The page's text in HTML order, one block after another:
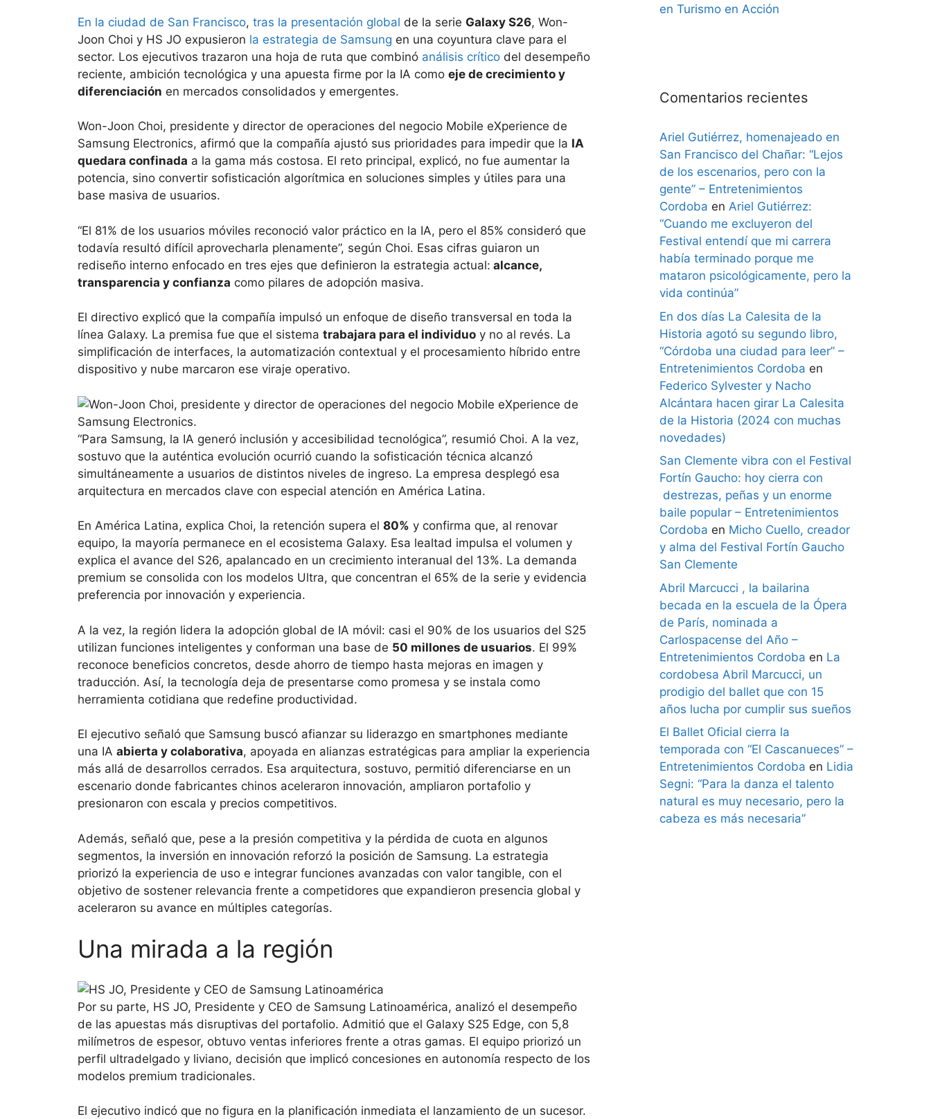
En la ciudad de San Francisco, tras la presentación global de la serie Galaxy S26, Won-
Joon Choi y HS JO expusieron la estrategia de Samsung en una coyuntura clave para el
sector. Los ejecutivos trazaron una hoja de ruta que combinó análisis crítico del desempeño
reciente, ambición tecnológica y una apuesta firme por la IA como eje de crecimiento y
diferenciación en mercados consolidados y emergentes.
Won-Joon Choi, presidente y director de operaciones del negocio Mobile eXperience de
Samsung Electronics, afirmó que la compañía ajustó sus prioridades para impedir que la IA
quedara confinada a la gama más costosa. El reto principal, explicó, no fue aumentar la
potencia, sino convertir sofisticación algorítmica en soluciones simples y útiles para una
base masiva de usuarios.
“El 81% de los usuarios móviles reconoció valor práctico en la IA, pero el 85% consideró que
todavía resultó difícil aprovecharla plenamente”, según Choi. Esas cifras guiaron un
rediseño interno enfocado en tres ejes que definieron la estrategia actual: alcance,
transparencia y confianza como pilares de adopción masiva.
El directivo explicó que la compañía impulsó un enfoque de diseño transversal en toda la
línea Galaxy. La premisa fue que el sistema trabajara para el individuo y no al revés. La
simplificación de interfaces, la automatización contextual y el procesamiento híbrido entre
dispositivo y nube marcaron ese viraje operativo.
“Para Samsung, la IA generó inclusión y accesibilidad tecnológica”, resumió Choi. A la vez,
sostuvo que la auténtica evolución ocurrió cuando la sofisticación técnica alcanzó
simultáneamente a usuarios de distintos niveles de ingreso. La empresa desplegó esa
arquitectura en mercados clave con especial atención en América Latina.
En América Latina, explica Choi, la retención supera el 80% y confirma que, al renovar
equipo, la mayoría permanece en el ecosistema Galaxy. Esa lealtad impulsa el volumen y
explica el avance del S26, apalancado en un crecimiento interanual del 13%. La demanda
premium se consolida con los modelos Ultra, que concentran el 65% de la serie y evidencia
preferencia por innovación y experiencia.
A la vez, la región lidera la adopción global de IA móvil: casi el 90% de los usuarios del S25
utilizan funciones inteligentes y conforman una base de 50 millones de usuarios. El 99%
reconoce beneficios concretos, desde ahorro de tiempo hasta mejoras en imagen y
traducción. Así, la tecnología deja de presentarse como promesa y se instala como
herramienta cotidiana que redefine productividad.
El ejecutivo señaló que Samsung buscó afianzar su liderazgo en smartphones mediante
una IA abierta y colaborativa, apoyada en alianzas estratégicas para ampliar la experiencia
más allá de desarrollos cerrados. Esa arquitectura, sostuvo, permitió diferenciarse en un
escenario donde fabricantes chinos aceleraron innovación, ampliaron portafolio y
presionaron con escala y precios competitivos.
Además, señaló que, pese a la presión competitiva y la pérdida de cuota en algunos
segmentos, la inversión en innovación reforzó la posición de Samsung. La estrategia
priorizó la experiencia de uso e integrar funciones avanzadas con valor tangible, con el
objetivo de sostener relevancia frente a competidores que expandieron presencia global y
aceleraron su avance en múltiples categorías.
Una mirada a la región
Por su parte, HS JO, Presidente y CEO de Samsung Latinoamérica, analizó el desempeño
de las apuestas más disruptivas del portafolio. Admitió que el Galaxy S25 Edge, con 5,8
milímetros de espesor, obtuvo ventas inferiores frente a otras gamas. El equipo priorizó un
perfil ultradelgado y liviano, decisión que implicó concesiones en autonomía respecto de los
modelos premium tradicionales.
El ejecutivo indicó que no figura en la planificación inmediata el lanzamiento de un sucesor.
en Turismo en Acción
Comentarios recientes
Ariel Gutiérrez, homenajeado en
San Francisco del Chañar: “Lejos
de los escenarios, pero con la
gente” – Entretenimientos
Cordoba en Ariel Gutiérrez:
“Cuando me excluyeron del
Festival entendí que mi carrera
había terminado porque me
mataron psicológicamente, pero la
vida continúa”
En dos días La Calesita de la
Historia agotó su segundo libro,
“Córdoba una ciudad para leer” –
Entretenimientos Cordoba en
Federico Sylvester y Nacho
Alcántara hacen girar La Calesita
de la Historia (2024 con muchas
novedades)
San Clemente vibra con el Festival
Fortín Gaucho: hoy cierra con
destrezas, peñas y un enorme
baile popular – Entretenimientos
Cordoba en Micho Cuello, creador
y alma del Festival Fortín Gaucho
San Clemente
Abril Marcucci , la bailarina
becada en la escuela de la Ópera
de París, nominada a
Carlospacense del Año –
Entretenimientos Cordoba en La
cordobesa Abril Marcucci, un
prodigio del ballet que con 15
años lucha por cumplir sus sueños
El Ballet Oficial cierra la
temporada con “El Cascanueces” –
Entretenimientos Cordoba en Lidia
Segni: “Para la danza el talento
natural es muy necesario, pero la
cabeza es más necesaria”